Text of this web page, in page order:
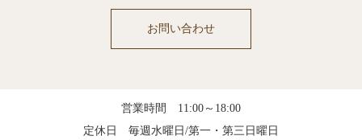
お問い合わせ
営業時間 11:00～18:00
定休日 毎週水曜日/第一・第三日曜日